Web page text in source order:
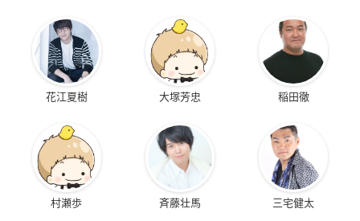
花江夏樹 大塚芳忠 稲田徹
村瀬歩 斉藤壮馬 三宅健太